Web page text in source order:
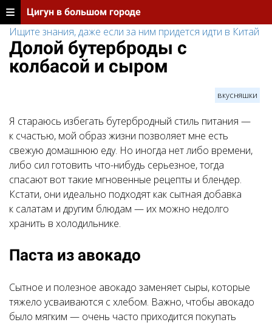
Цигун в большом городе
Ищите знания, даже если за ним придется идти в Китай
Долой бутерброды с
колбасой и сыром
вкусняшки
Я стараюсь избегать бутербродный стиль питания —
к счастью, мой образ жизни позволяет мне есть
свежую домашнюю еду. Но иногда нет либо времени,
либо сил готовить что-нибудь серьезное, тогда
спасают вот такие мгновенные рецепты и блендер.
Кстати, они идеально подходят как сытная добавка
к салатам и другим блюдам — их можно недолго
хранить в холодильнике.
Паста из авокадо
Сытное и полезное авокадо заменяет сыры, которые
тяжело усваиваются с хлебом. Важно, чтобы авокадо
было мягким — очень часто приходится покупать